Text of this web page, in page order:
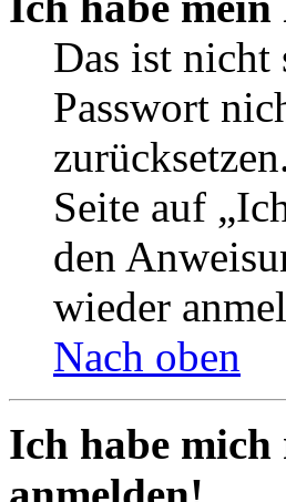
Das ist
Passwort
Seite auf
den
wieder
Nach oben
Ich habe